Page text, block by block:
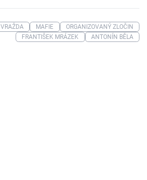
VRAŽDA MAFIE
ORGANIZOVANÝ ZLOČIN
FRANTIŠEK MRÁZEK
ANTONÍN BĚLA